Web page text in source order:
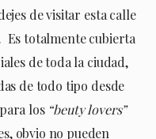
de visitar esta calle
Es totalmente cubierta
de toda la ciudad,
de todo tipo desde
los “beuty lovers”
obvio no pueden